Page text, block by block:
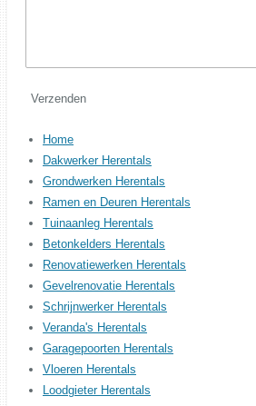
Verzenden
Home
Dakwerker Herentals
Grondwerken Herentals
Ramen en Deuren Herentals
Tuinaanleg Herentals
Betonkelders Herentals
Renovatiewerken Herentals
Gevelrenovatie Herentals
Schrijnwerker Herentals
Veranda's Herentals
Garagepoorten Herentals
Vloeren Herentals
Loodgieter Herentals